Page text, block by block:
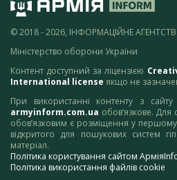
© 2018 - 2026, ІНФОРМАЦІЙНЕ
Міністерство оборони України
Контент доступний за ліцензією
International license якщо не
При використанні контенту з
armyinform.com.ua обов’язкове. Для
обов’язковим є розміщення у першому
відкритого для пошукових систем
матеріал.
Політика користування сайтом
Політика використання файлів cookie